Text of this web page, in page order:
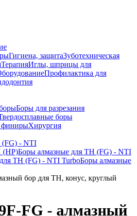
Гигиена, защитаЗуботехническая
ТерапияИглы, шприцы для
Профилактика для
Боры для разрезания
боры
финирыХирургия
(FG) - NTI
(HP)Боры алмазные для ТН (FG) - NTI
ТН (FG) - NTI TurboБоры алмазные
бор для ТН, конус, круглый
FG - алмазный